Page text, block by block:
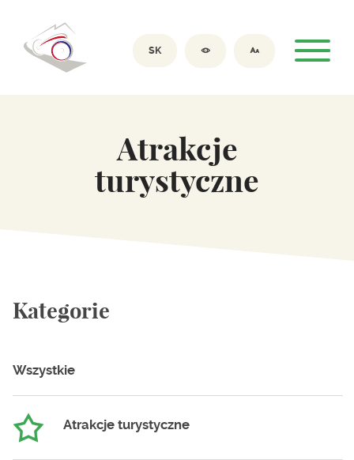
SK
Atrakcje
turystyczne
Kategorie
Wszystkie
Atrakcje turystyczne